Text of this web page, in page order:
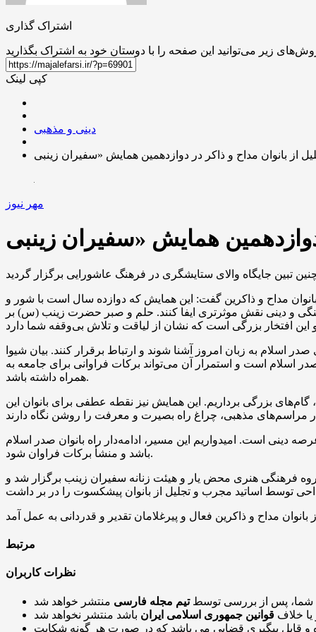
اشتراک گذاری
کپی لینک
دینی و مذهبی
مهر نیوز
تبین
مداح و ذاکرین گفت: این همایش که دوازده سال است با شور و
و دینی نقش موثرتری ایفا کنند. حلم و صبر حضرت زینب (س) بر
اسلام به زبان امروز آشنا شوند و ارتباط برقرار کنند. بیان شیوا
اسلام است و استمرار آن می‌تواند برکات فراوانی برای جامعه به
همراه داشته باشد.
بزرگی برداریم. این همایش نیز نقطه عطفی برای بانوان این
دینی است. امیدواریم این مسیر، ادامه‌دار راه بانوان صدر اسلام
باشد و منشأ برکات فراوان شود.
۳ شهرداری تهران، سازمان تبلیغات اسلامی، گروه فرهنگی هنری محض یار و هیئت زنانه سفیران زینب برگزار شد و
بانوان مداح و ذاکرین فعال و پیرغلامان
مرتبط
نظرات کاربران
شما، پس از بررسی توسطتیم مجله فارسی
یا خلاف قوانین جمهوری اسلامی ایران
قابل پیگیری قضایی می باشد که در صورت هر گونه شکایت